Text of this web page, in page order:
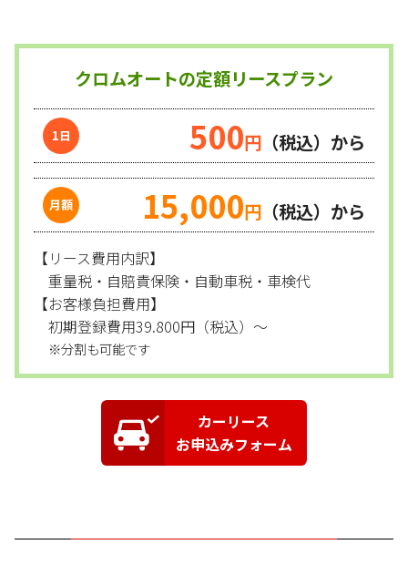
クロムオートの定額リースプラン
500円 （税込）から
15,000円 （税込）から
【リース費用内訳】
重量税・自賠責保険・自動車税・車検代
【お客様負担費用】
初期登録費用39.800円（税込）～
※分割も可能です
カーリース
お申込みフォーム